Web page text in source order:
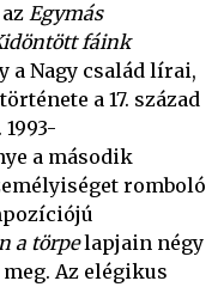
Egymás
fáink
a Nagy család lírai,
a 17. század
a második
romboló
a törpelapjain négy
Az elégikus